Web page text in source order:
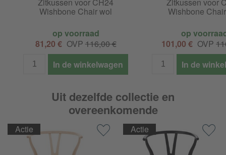
Wishbone Chair wol
op voorraad
81,20 € OVP116,00 €
In de winkelwagen
Wishbone
op
101,00 € OVP
In de
Uit dezelfde collectie en
overeenkomende
Actie Actie